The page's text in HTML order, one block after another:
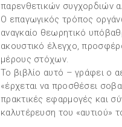
παρενθετικών συγχορδιών
Ο επαγωγικός τρόπος
αναγκαίο θεωρητικό
ακουστικό έλεγχο,
μέρους στόχων.
Το βιβλίο αυτό – γράφει ο
«έρχεται να προσθέσει
πρακτικές εφαρμογές και
καλυτέρευση του «αυτιού»